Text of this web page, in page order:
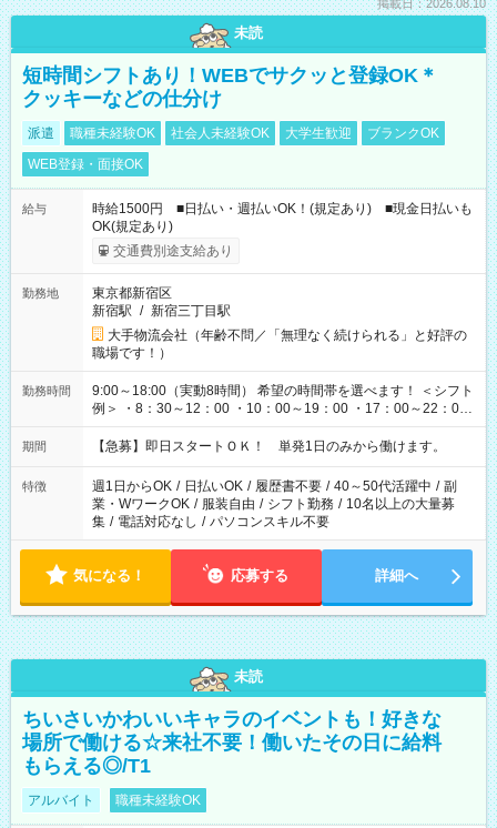
掲載日：2026.08.10
未読
短時間シフトあり！WEBでサクッと登録OK＊
クッキーなどの仕分け
派遣 職種未経験OK 社会人未経験OK 大学生歓迎
ブランクOK
WEB登録・面接OK
給与
時給1500円 ■日払い・週払いOK！(規定あり) ■現金日払いも
OK(規定あり)
交通費別途支給あり
勤務地
東京都新宿区
新宿駅 / 新宿三丁目駅
大手物流会社（年齢不問／「無理なく続けられる」と好評の
職場です！）
勤務時間
9:00～18:00（実動8時間） 希望の時間帯を選べます！ ＜シフト
例＞ ・8：30～12：00 ・10：00～19：00 ・17：00～22：00
・13：00～22：00 ・22：00～翌6：00 など
期間 【急募】即日スタートＯＫ！ 単発1日のみから働けます。
特徴 週1日からOK / 日払いOK / 履歴書不要 / 40～50代活躍中 / 副
業・WワークOK / 服装自由 / シフト勤務 / 10名以上の大量募
集 / 電話対応なし / パソコンスキル不要
気になる！ 応募する 詳細へ
未読
ちいさいかわいいキャラのイベントも！好きな
場所で働ける☆来社不要！働いたその日に給料
もらえる◎/T1
アルバイト 職種未経験OK